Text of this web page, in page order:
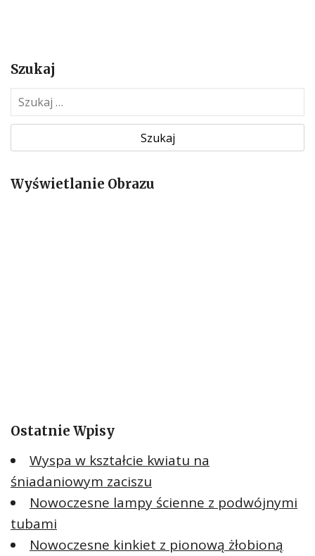
Szukaj
z
k
jWyświetlanie Obrazu
Ostatnie Wpisy
Wyspa w kształcie kwiatu na
śniadaniowym zaciszu
Nowoczesne lampy ścienne z podwójnymi
tubami
Nowoczesne kinkiet z pionową żłobioną